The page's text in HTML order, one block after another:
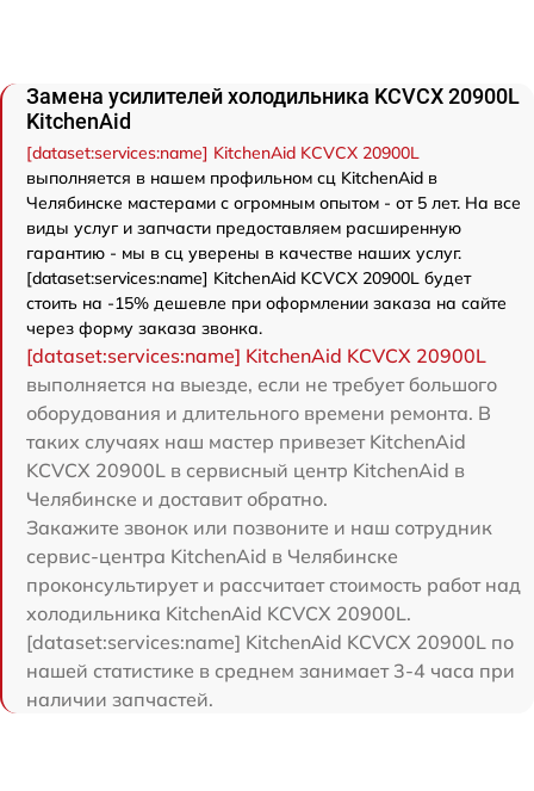
Замена усилителей холодильника KCVCX 20900L
KitchenAid
[dataset:services:name] KitchenAid KCVCX 20900L
выполняется в нашем профильном сц KitchenAid в
Челябинске мастерами с огромным опытом - от 5 лет. На все
виды услуг и запчасти предоставляем расширенную
гарантию - мы в сц уверены в качестве наших услуг.
[dataset:services:name] KitchenAid KCVCX 20900L будет
стоить на -15% дешевле при оформлении заказа на сайте
через форму заказа звонка.
[dataset:services:name] KitchenAid KCVCX 20900L
выполняется на выезде, если не требует большого
оборудования и длительного времени ремонта. В
таких случаях наш мастер привезет KitchenAid
KCVCX 20900L в сервисный центр KitchenAid в
Челябинске и доставит обратно.
Закажите звонок или позвоните и наш сотрудник
сервис-центра KitchenAid в Челябинске
проконсультирует и рассчитает стоимость работ над
холодильника KitchenAid KCVCX 20900L.
[dataset:services:name] KitchenAid KCVCX 20900L по
нашей статистике в среднем занимает 3-4 часа при
наличии запчастей.